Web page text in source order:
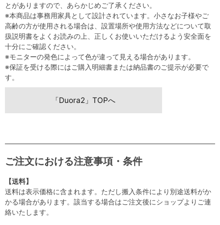
とがありますので、あらかじめご了承ください。
※本商品は事務用家具として設計されています。小さなお子様やご
高齢の方が使用される場合は、設置場所や使用方法などについて取
扱説明書をよくお読みの上、正しくお使いいただけるよう安全面を
十分にご確認ください。
※モニターの発色によって色が違って見える場合があります。
※保証を受ける際にはご購入明細書または納品書のご提示が必要で
す。
「Duora2」TOPへ
ご注文における注意事項・条件
【送料】
送料は表示価格に含まれます。ただし搬入条件により別途送料がか
かる場合があります。該当する場合はご注文後にショップよりご連
絡いたします。